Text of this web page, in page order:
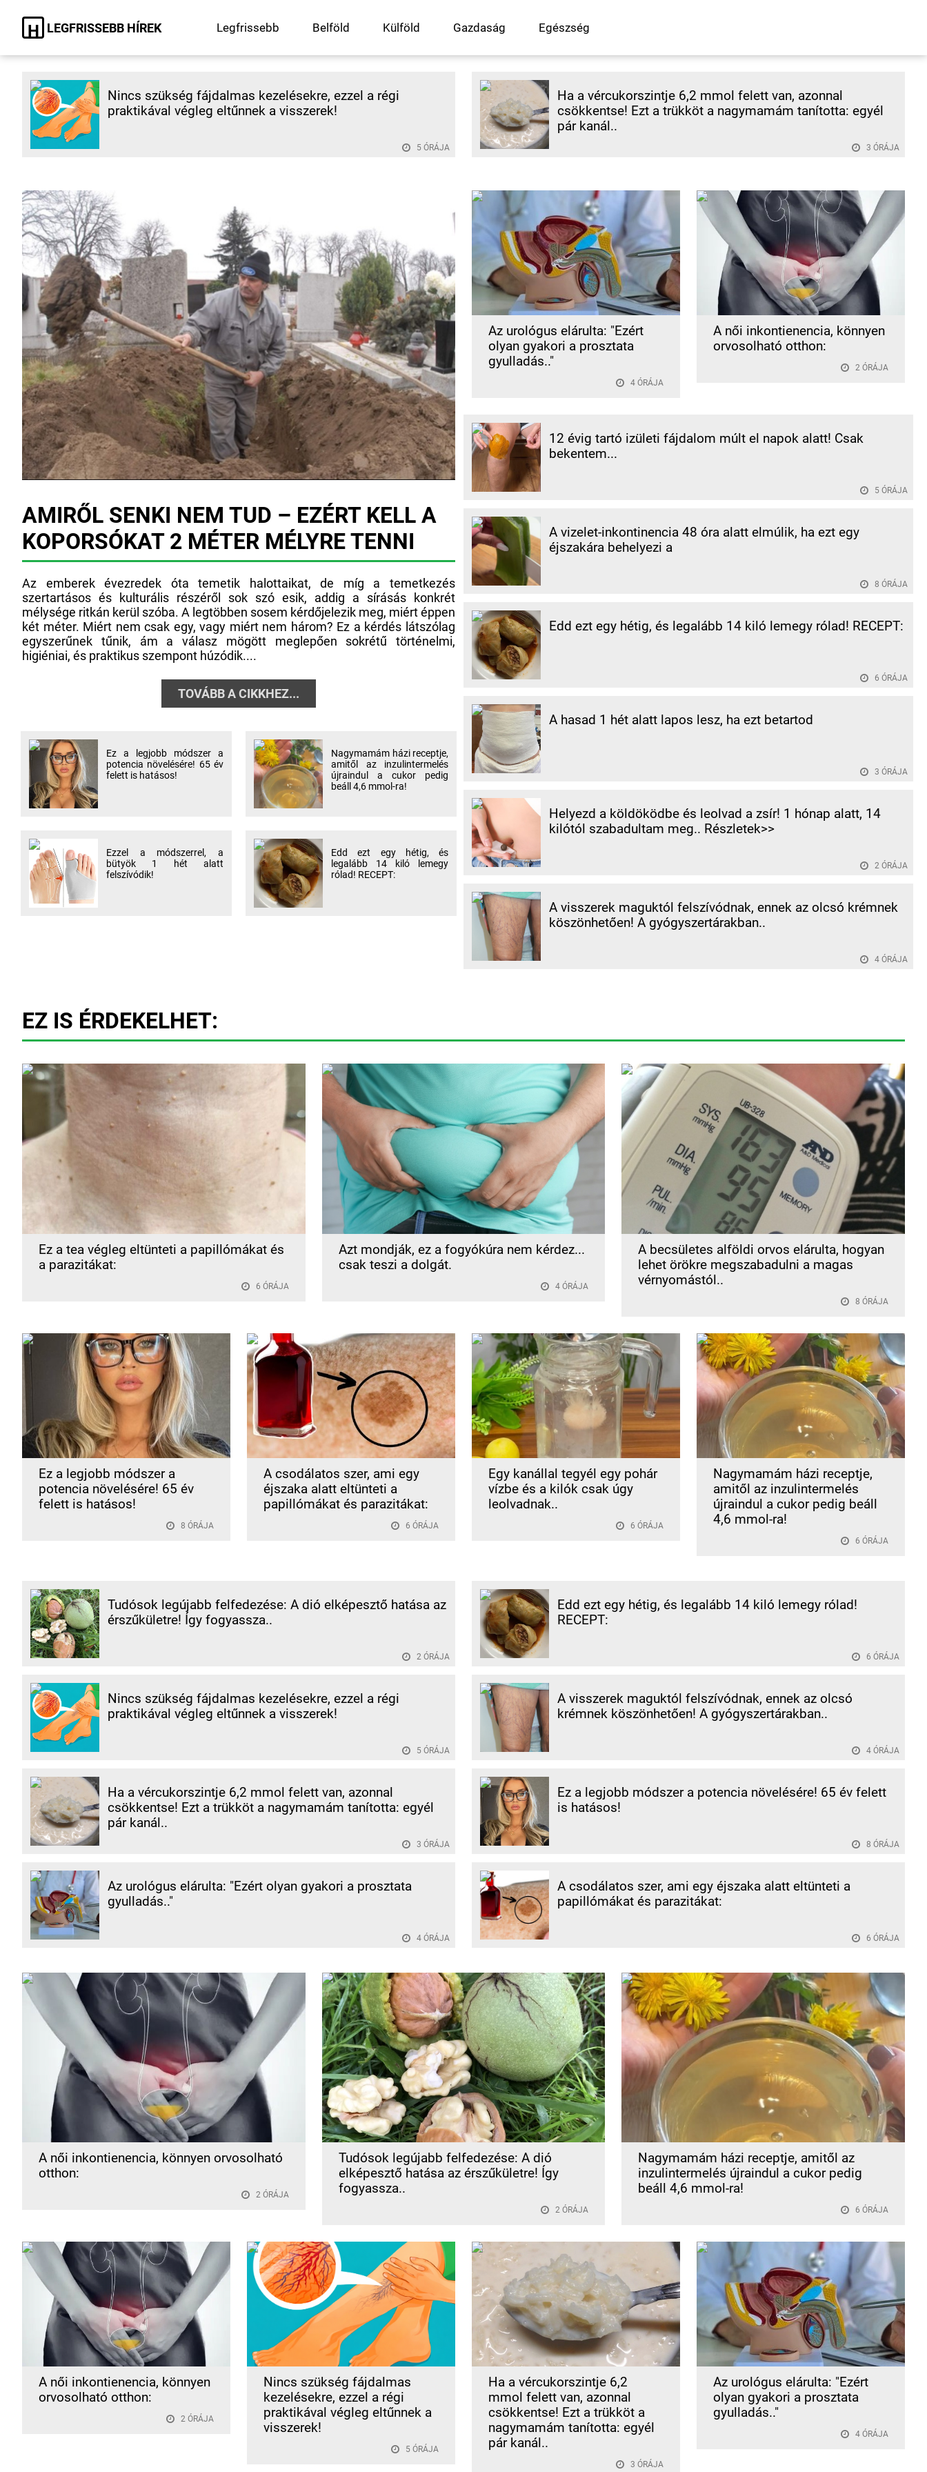
H LEGFRISSEBB HÍREK Legfrissebb Belföld Külföld Gazdaság Egészség
Nincs szükség fájdalmas kezelésekre, ezzel a régi
praktikával végleg eltűnnek a visszerek!
5 ÓRÁJA
Ha a vércukorszintje 6,2 mmol felett van, azonnal
csökkentse! Ezt a trükköt a nagymamám tanította: egyél
pár kanál..
3 ÓRÁJA
AMIRŐL SENKI NEM TUD – EZÉRT KELL A
KOPORSÓKAT 2 MÉTER MÉLYRE TENNI
Az emberek évezredek óta temetik halottaikat, de míg a temetkezés
szertartásos és kulturális részéről sok szó esik, addig a sírásás konkrét
mélysége ritkán kerül szóba. A legtöbben sosem kérdőjelezik meg, miért éppen
két méter. Miért nem csak egy, vagy miért nem három? Ez a kérdés látszólag
egyszerűnek tűnik, ám a válasz mögött meglepően sokrétű történelmi,
higiéniai, és praktikus szempont húzódik....
TOVÁBB A CIKKHEZ...
Ez a legjobb módszer a
potencia növelésére! 65 év
felett is hatásos!
Nagymamám házi receptje,
amitől az inzulintermelés
újraindul a cukor pedig
beáll 4,6 mmol-ra!
Ezzel a módszerrel, a
bütyök 1 hét alatt
felszívódik!
Edd ezt egy hétig, és
legalább 14 kiló lemegy
rólad! RECEPT:
Az urológus elárulta: "Ezért
olyan gyakori a prosztata
gyulladás.."
4 ÓRÁJA
A női inkontienencia, könnyen
orvosolható otthon:
2 ÓRÁJA
12 évig tartó izületi fájdalom múlt el napok alatt! Csak
bekentem...
5 ÓRÁJA
A vizelet-inkontinencia 48 óra alatt elmúlik, ha ezt egy
éjszakára behelyezi a
8 ÓRÁJA
Edd ezt egy hétig, és legalább 14 kiló lemegy rólad! RECEPT:
6 ÓRÁJA
A hasad 1 hét alatt lapos lesz, ha ezt betartod
3 ÓRÁJA
Helyezd a köldöködbe és leolvad a zsír! 1 hónap alatt, 14
kilótól szabadultam meg.. Részletek>>
2 ÓRÁJA
A visszerek maguktól felszívódnak, ennek az olcsó krémnek
köszönhetően! A gyógyszertárakban..
4 ÓRÁJA
EZ IS ÉRDEKELHET:
Ez a tea végleg eltünteti a papillómákat és
a parazitákat:
6 ÓRÁJA
Azt mondják, ez a fogyókúra nem kérdez...
csak teszi a dolgát.
4 ÓRÁJA
A becsületes alföldi orvos elárulta, hogyan
lehet örökre megszabadulni a magas
vérnyomástól..
8 ÓRÁJA
Ez a legjobb módszer a
potencia növelésére! 65 év
felett is hatásos!
8 ÓRÁJA
A csodálatos szer, ami egy
éjszaka alatt eltünteti a
papillómákat és parazitákat:
6 ÓRÁJA
Egy kanállal tegyél egy pohár
vízbe és a kilók csak úgy
leolvadnak..
6 ÓRÁJA
Nagymamám házi receptje,
amitől az inzulintermelés
újraindul a cukor pedig beáll
4,6 mmol-ra!
6 ÓRÁJA
Tudósok legújabb felfedezése: A dió elképesztő hatása az
érszűkületre! Így fogyassza..
2 ÓRÁJA
Nincs szükség fájdalmas kezelésekre, ezzel a régi
praktikával végleg eltűnnek a visszerek!
5 ÓRÁJA
Ha a vércukorszintje 6,2 mmol felett van, azonnal
csökkentse! Ezt a trükköt a nagymamám tanította: egyél
pár kanál..
3 ÓRÁJA
Az urológus elárulta: "Ezért olyan gyakori a prosztata
gyulladás.."
4 ÓRÁJA
Edd ezt egy hétig, és legalább 14 kiló lemegy rólad!
RECEPT:
6 ÓRÁJA
A visszerek maguktól felszívódnak, ennek az olcsó
krémnek köszönhetően! A gyógyszertárakban..
4 ÓRÁJA
Ez a legjobb módszer a potencia növelésére! 65 év felett
is hatásos!
8 ÓRÁJA
A csodálatos szer, ami egy éjszaka alatt eltünteti a
papillómákat és parazitákat:
6 ÓRÁJA
A női inkontienencia, könnyen orvosolható
otthon:
2 ÓRÁJA
Tudósok legújabb felfedezése: A dió
elképesztő hatása az érszűkületre! Így
fogyassza..
2 ÓRÁJA
Nagymamám házi receptje, amitől az
inzulintermelés újraindul a cukor pedig
beáll 4,6 mmol-ra!
6 ÓRÁJA
A női inkontienencia, könnyen
orvosolható otthon:
2 ÓRÁJA
Nincs szükség fájdalmas
kezelésekre, ezzel a régi
praktikával végleg eltűnnek a
visszerek!
5 ÓRÁJA
Ha a vércukorszintje 6,2
mmol felett van, azonnal
csökkentse! Ezt a trükköt a
nagymamám tanította: egyél
pár kanál..
3 ÓRÁJA
Az urológus elárulta: "Ezért
olyan gyakori a prosztata
gyulladás.."
4 ÓRÁJA